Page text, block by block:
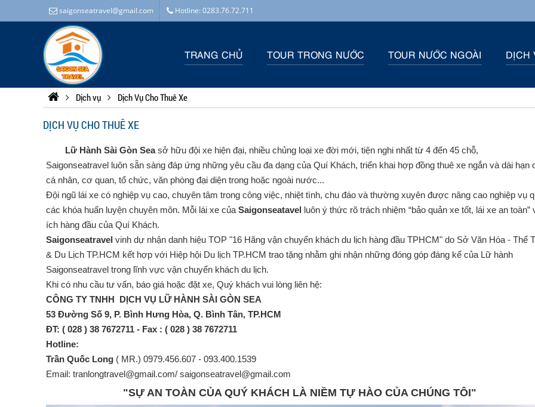
saigonseatravel@gmail.com Hotline: 0283.76.72.711
TRANG CHỦ TOUR TRONG NƯỚC TOUR NƯỚC NGOÀI DỊCH
Dịch vụ Dịch Vụ Cho Thuê Xe
DỊCH VỤ CHO THUÊ XE
Lữ Hành Sài Gòn Seasở hữu đội xe hiện đại, nhiều chủng loại xe đời mới, tiện nghi nhất từ 4 đến 45 chỗ,
Saigonseatravel luôn sẵn sàng đáp ứng những yêu cầu đa dạng của Quí Khách, triển khai hợp đồng thuê xe ngắn và dài hạn
cá nhân, cơ quan, tổ chức, văn phòng đại diện trong hoặc ngoài nước...
Đội ngũ lái xe có nghiệp vụ cao, chuyên tâm trong công việc, nhiệt tình, chu đáo và thường xuyên được nâng cao nghiệp vụ
các khóa huấn luyện chuyên môn. Mỗi lái xe của Saigonseatavel luôn ý thức rõ trách nhiệm “bảo quản xe tốt, lái xe an toàn”
ích hàng đầu của Quí Khách.
Saigonseatravel vinh dự nhận danh hiệu TOP "16 Hãng vận chuyển khách du lịch hàng đầu TPHCM" do Sở Văn Hóa - Thể
& Du Lịch TP.HCM kết hợp với Hiệp hội Du lịch TP.HCM trao tặng nhằm ghi nhận những đóng góp đáng kể của Lữ hành
Saigonseatravel trong lĩnh vực vận chuyển khách du lịch.
Khi có nhu cầu tư vấn, báo giá hoặc đặt xe, Quý khách vui lòng liên hệ:
CÔNG TY TNHH DỊCH VỤ LỮ HÀNH SÀI GÒN SEA
53 Đường Số 9, P. Bình Hưng Hòa, Q. Bình Tân, TP.HCM
ĐT: ( 028 ) 38 7672711 - Fax : ( 028 ) 38 7672711
Hotline:
Trần Quốc Long ( MR.) 0979.456.607 - 093.400.1539
Email: tranlongtravel@gmail.com/ saigonseatravel@gmail.com
"SỰ AN TOÀN CỦA QUÝ KHÁCH LÀ NIỀM TỰ HÀO CỦA CHÚNG TÔI"